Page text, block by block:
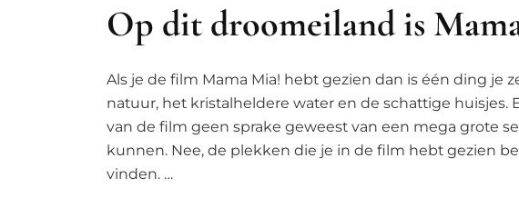
Op dit droomeiland is
Als je de film Mama Mia! hebt gezien dan is één ding je
natuur, het kristalheldere water en de schattige huisjes.
van de film geen sprake geweest van een mega grote
kunnen. Nee, de plekken die je in de film hebt gezien
vinden. …